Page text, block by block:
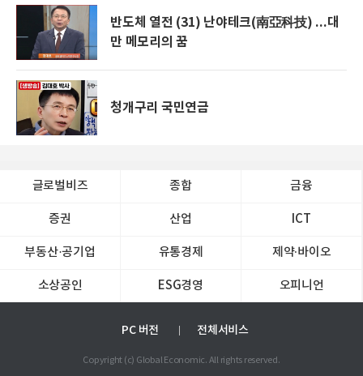
반도체 열전 (31) 난야테크(南亞科技) ...대
만 메모리의 꿈
청개구리 국민연금
글로벌비즈 종합 금융
증권 산업 ICT
부동산·공기업 유통경제 제약∙바이오
소상공인 ESG경영 오피니언
PC 버전 전체서비스
Copyright (c) Global Economic. All rights reserved.